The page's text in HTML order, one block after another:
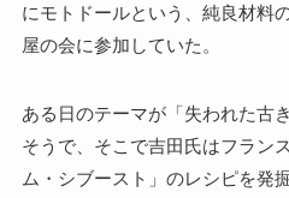
にモトドールという、純良材料
屋の会に参加していた。
ある日のテーマが「失われた古
そうで、そこで吉田氏はフラン
ム・シブースト」のレシピを発